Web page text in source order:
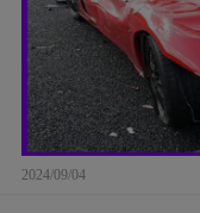
2024/09/04